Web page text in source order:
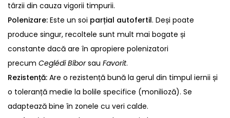
târzii din cauza vigorii timpurii.
Polenizare: Este un soi parțial autofertil. Deși poate
produce singur, recoltele sunt mult mai bogate și
constante dacă are în apropiere polenizatori
precum Ceglédi Bíborsau Favorit.
Rezistență: Are o rezistență bună la gerul din timpul iernii și
o toleranță medie la bolile specifice (monilioză). Se
adaptează bine în zonele cu veri calde.